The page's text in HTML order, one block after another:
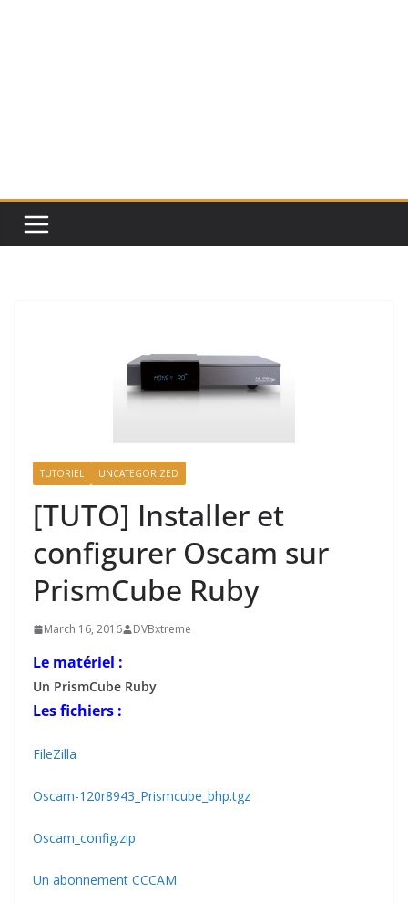
TUTORIEL UNCATEGORIZED
[TUTO] Installer et
configurer Oscam sur
PrismCube Ruby
March 16, 2016 DVBxtreme
Le matériel :
Un PrismCube Ruby
Les fichiers :
FileZilla
Oscam-120r8943_Prismcube_bhp.tgz
Oscam_config.zip
Un abonnement CCCAM